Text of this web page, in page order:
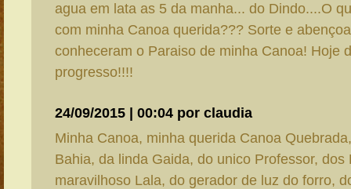
agua em lata as 5 da manha... do Dindo....O
com minha Canoa querida??? Sorte e
conheceram o Paraiso de minha Canoa! Hoje
progresso!!!!
24/09/2015 | 00:04 por claudia
Minha Canoa, minha querida Canoa
Bahia, da linda Gaida, do unico Professor, dos
maravilhoso Lala, do gerador de luz do forro,